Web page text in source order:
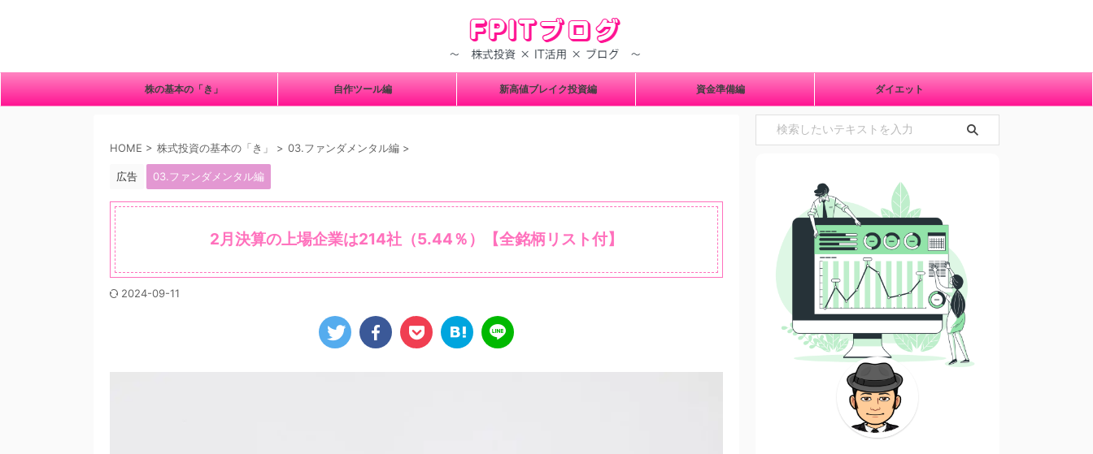
株の基本の「き」 自作ツール編 新高値ブレイク投資編 資金準備編 ダイエット
HOME > 株式投資の基本の「き」 > 03.ファンダメンタル編 >
広告 03.ファンダメンタル編
2月決算の上場企業は214社（5.44％）【全銘柄リスト付】
2024-09-11